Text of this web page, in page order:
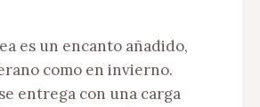
es un encanto añadido,
como en invierno.
entrega con una carga